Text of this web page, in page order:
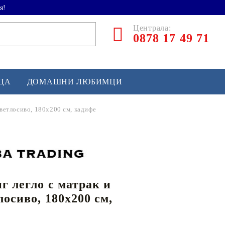
Централа:
0878 17 49 71
и софтбол
и лакрос
ДОМАШНИ ЛЮБИМЦИ
180x200 см, кадифе
легло с матрак и
180x200 см,